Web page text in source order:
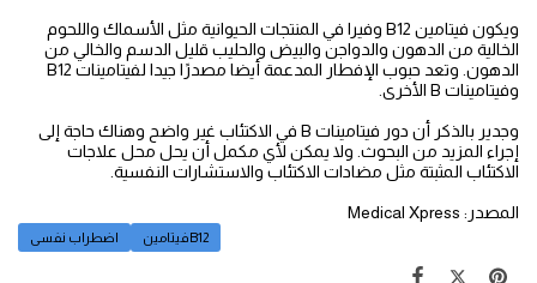
ويكون فيتامين B12 وفيرا في المنتجات الحيوانية مثل الأسماك واللحوم
الخالية من الدهون والدواجن والبيض والحليب قليل الدسم والخالي من
الدهون. وتعد حبوب الإفطار المدعمة أيضا مصدرًا جيدا لفيتامينات B12
وفيتامينات B الأخرى.
وجدير بالذكر أن دور فيتامينات B في الاكتئاب غير واضح وهناك حاجة إلى
إجراء المزيد من البحوث. ولا يمكن لأي مكمل أن يحل محل علاجات
الاكتئاب المثبتة مثل مضادات الاكتئاب والاستشارات النفسية.
المصدر: Medical Xpress
اضطراب نفسى فيتامينB12